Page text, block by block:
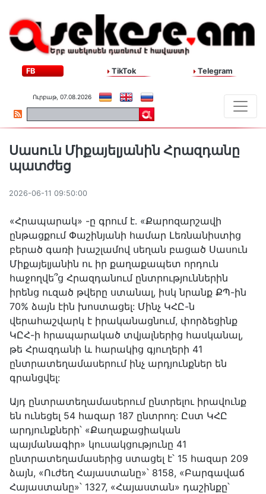
FB TikTok Telegram
Ուրբաթ, 07.08.2026
Սասուն Միքայելյանին Հրազդանը
պատժեց
2026-06-11 09:50:00
«Հրապարակ» -ը գրում է․ «Քարոզարշավի
ընթացքում Փաշինյանի համար Լեռնանիստից
բերած գառի խաշլամով սեղան բացած Սասուն
Միքայելյանին ու իր քաղաքապետ որդուն
հաջողվե՞ց Հրազդանում ընտրություններին
իրենց ուզած թվերը ստանալ, իսկ նրանք ՔՊ-ին
70% ձայն էին խոստացել: Մինչ ԿՀԸ-ն
վերահաշվարկ է իրականացնում, փորձեցինք
ԿԸՀ-ի հրապարակած տվյալներից հասկանալ,
թե Հրազդանի և հարակից գյուղերի 41
ընտրատեղամասերում ինչ արդյունքներ են
գրանցվել:
Այդ ընտրատեղամասերում ընտրելու իրավունք
են ունեցել 54 հազար 187 ընտրող: Ըստ ԿՀԸ
արդյունքների՝ «Քաղաքացիական
պայմանագիր» կուսակցությունը 41
ընտրատեղամասերից ստացել է՝ 15 հազար 209
ձայն, «Ուժեղ Հայաստանը»՝ 8158, «Բարգավաճ
Հայաստանը»՝ 1327, «Հայաստան» դաշինքը՝